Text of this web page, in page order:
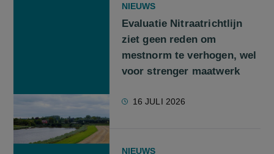
NIEUWS
Evaluatie Nitraatrichtlijn
ziet geen reden om
mestnorm te verhogen, wel
voor strenger maatwerk
16 JULI 2026
NIEUWS